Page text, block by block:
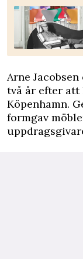
Arne
två år efter att
Köpenhamn.
formgav